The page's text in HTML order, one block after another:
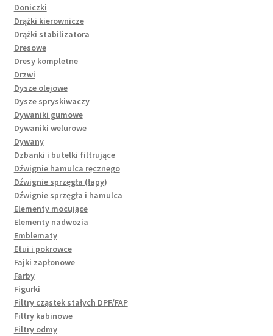
Doniczki
Drążki kierownicze
Drążki stabilizatora
Dresowe
Dresy kompletne
Drzwi
Dysze olejowe
Dysze spryskiwaczy
Dywaniki gumowe
Dywaniki welurowe
Dywany
Dzbanki i butelki filtrujące
Dźwignie hamulca ręcznego
Dźwignie sprzęgła (łapy)
Dźwignie sprzęgła i hamulca
Elementy mocujące
Elementy nadwozia
Emblematy
Etui i pokrowce
Fajki zapłonowe
Farby
Figurki
Filtry cząstek stałych DPF/FAP
Filtry kabinowe
Filtry odmy